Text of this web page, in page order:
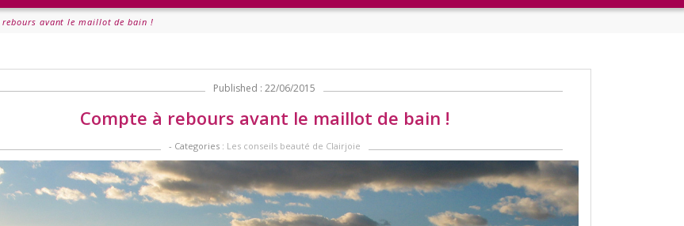
rebours avant le maillot de bain !
Published : 22/06/2015
Compte à rebours avant le maillot de bain !
- Categories : Les conseils beauté de Clairjoie